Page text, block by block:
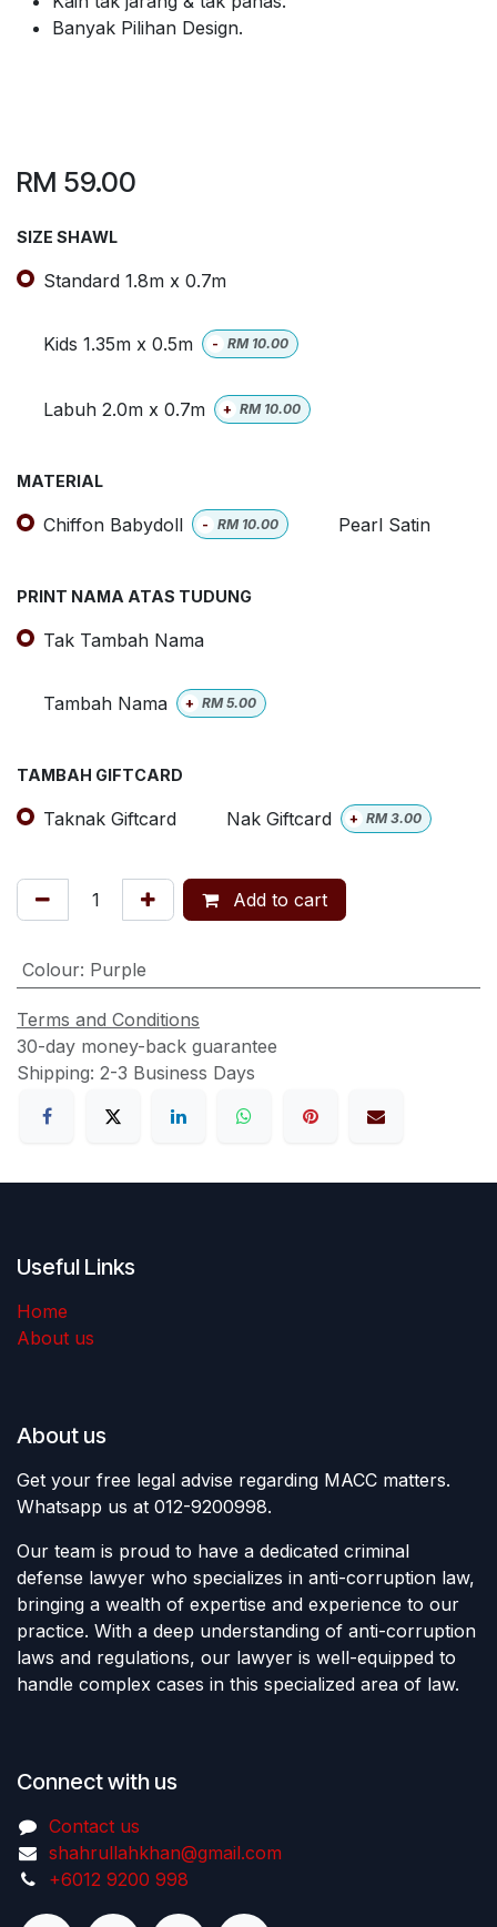
Banyak Pilihan Design.
RM 59.00
SIZE SHAWL
Standard 1.8m x 0.7m
Kids 1.35m x 0.5m - RM 10.00
Labuh 2.0m x 0.7m + RM 10.00
MATERIAL
Chiffon Babydoll - RM 10.00 Pearl Satin
PRINT NAMA ATAS TUDUNG
Tak Tambah Nama
Tambah Nama + RM5.00
TAMBAH GIFTCARD
Taknak Giftcard Nak Giftcard + RM3.00
Add to cart
Colour: Purple
Terms and Conditions
30-day money-back guarantee
Shipping: 2-3 Business Days
Useful Links
Home
About us
About us
Get your free legal advise regarding MACC matters.
Whatsapp us at 012-9200998.
Our team is proud to have a dedicated criminal
defense lawyer who specializes in anti-corruption law,
bringing a wealth of expertise and experience to our
practice. With a deep understanding of anti-corruption
laws and regulations, our lawyer is well-equipped to
handle complex cases in this specialized area of law.
Connect with us
Contact us
shahrullahkhan@gmail.com
+6012 9200 998